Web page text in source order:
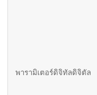
พารามิเตอร์ดิจิทัลดิจิตัล